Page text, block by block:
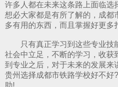
铁乘务专业
成都好的公办技校四川五
路运输专业
成都好的公办技校四川五
道检修专业
成都好的公办技校四川五
算机应用技术专业
许多人都在未来这条路上面临选
想必大家都是有所了解的，成都
多有用的东西，而且掌握好更多
只有真正学习到这些专业技
社会中立足，不断的学习，收获
到专业之后，对于未来的发展来
贵州选择成都市铁路学校好不好